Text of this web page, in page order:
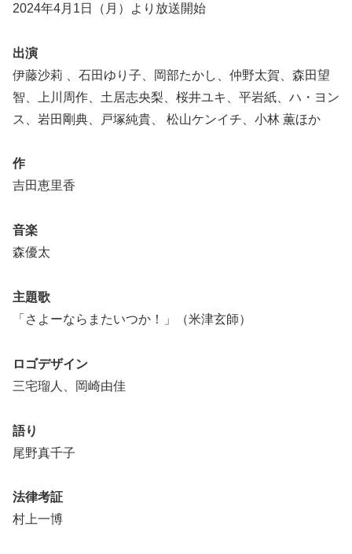
2024年4月1日（月）より放送開始
出演
伊藤沙莉 、石田ゆり子、岡部たかし、仲野太賀、森田望
智、上川周作、土居志央梨、桜井ユキ、平岩紙、ハ・ヨン
ス、岩田剛典、戸塚純貴、 松山ケンイチ、小林 薫ほか
作
吉田恵里香
音楽
森優太
主題歌
「さよーならまたいつか！」（米津玄師）
ロゴデザイン
三宅瑠人、岡崎由佳
語り
尾野真千子
法律考証
村上一博